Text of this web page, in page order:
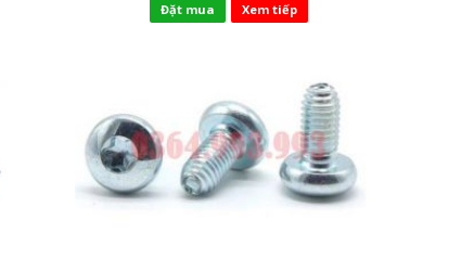
Đặt mua Xem tiếp